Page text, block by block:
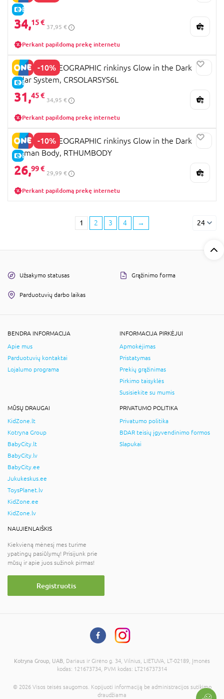
E-KAINA
34,15 €
37,95 €
Perkant papildomą prekę internetu
-10%
E-KAINA
NATIONAL GEOGRAPHIC rinkinys Glow in the Dark
Solar System, CRSOLARSYS6L
31,45 €
34,95 €
Perkant papildomą prekę internetu
-10%
E-KAINA
NATIONAL GEOGRAPHIC rinkinys Glow in the Dark
Human Body, RTHUMBODY
26,99 €
29,99 €
Perkant papildomą prekę internetu
1 2 3 4 → 24
Užsakymo statusas Grąžinimo forma
Parduotuvių darbo laikas
BENDRA INFORMACIJA
Apie mus
Parduotuvių kontaktai
Lojalumo programa
INFORMACIJA PIRKĖJUI
Apmokėjimas
Pristatymas
Prekių grąžinimas
Pirkimo taisyklės
Susisiekite su mumis
MŪSŲ DRAUGAI
KidZone.lt
Kotryna Group
BabyCity.lt
BabyCity.lv
BabyCity.ee
Jukukeskus.ee
ToysPlanet.lv
KidZone.ee
KidZone.lv
PRIVATUMO POLITIKA
Privatumo politika
BDAR teisių įgyvendinimo formos
Slapukai
NAUJIENLAIŠKIS
Kiekvieną mėnesį mes turime
ypatingų pasiūlymų! Prisijunk prie
mūsų ir apie juos sužinok pirmas!
Registruotis
Kotryna Group, UAB , Dariaus ir Girėno g. 34, Vilnius, LIETUVA, LT-02189, Įmonės
kodas: 121673734, PVM kodas: LT216737314
© 2026 Visos teisės saugomos. Kopijuoti informaciją be administracijos sutikimo
draudžiama